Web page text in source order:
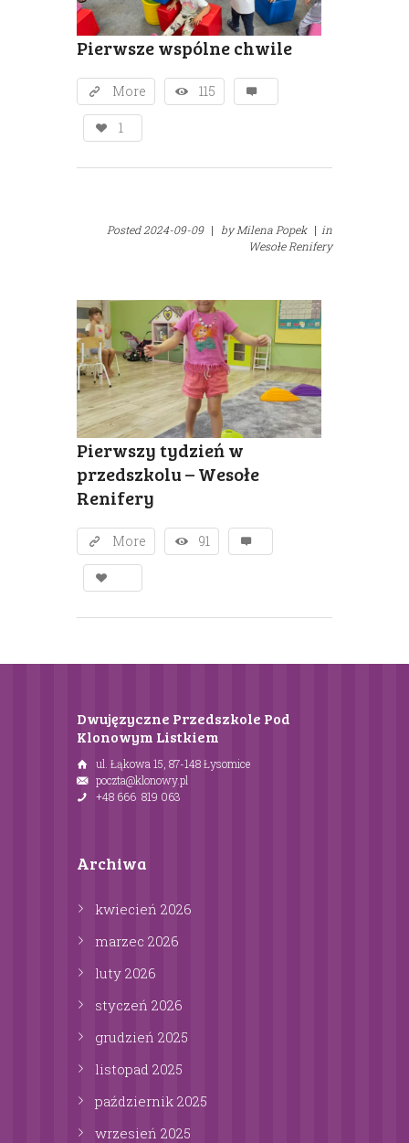
Pierwsze wspólne chwile
More 115
1
Posted2024-09-09 | byMilena Popek | in
Wesołe Renifery
Pierwszy tydzień w
przedszkolu – Wesołe
Renifery
More 91
Dwujęzyczne Przedszkole Pod
Klonowym Listkiem
ul. Łąkowa 15, 87-148 Łysomice
poczta@klonowy.pl
+48 666 819 063
Archiwa
kwiecień 2026
marzec 2026
luty 2026
styczeń 2026
grudzień 2025
listopad 2025
październik 2025
wrzesień 2025